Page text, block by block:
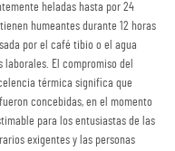
heladas hasta por 24
humeantes durante 12 horas
por el café tibio o el agua
El compromiso del
térmica significa que
concebidas, en el momento
para los entusiastas de las
exigentes y las personas